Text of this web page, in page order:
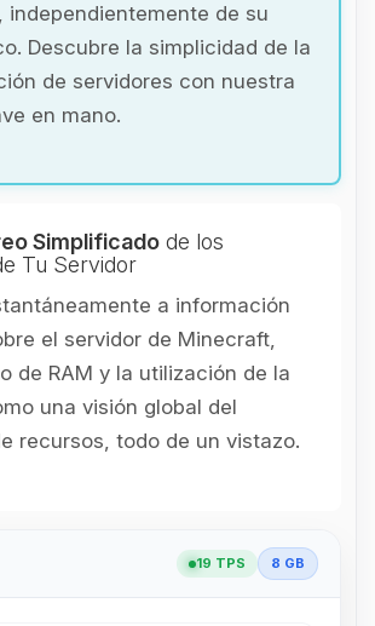
independientemente de su
Descubre la simplicidad de la
de servidores con nuestra
en mano.
Simplificado de los
Tu Servidor
a información
el servidor de Minecraft,
de RAM y la utilización de la
una visión global del
recursos, todo de un vistazo.
19 TPS 8 GB
por fin alguien con quien